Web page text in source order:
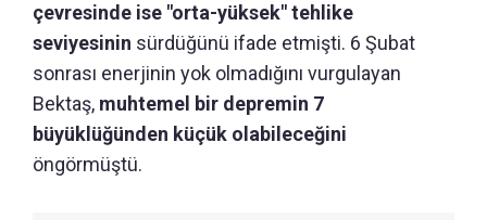
çevresinde ise "orta-yüksek" tehlike
seviyesinin sürdüğünü ifade etmişti. 6 Şubat
sonrası enerjinin yok olmadığını vurgulayan
Bektaş, muhtemel bir depremin 7
büyüklüğünden küçük olabileceğini
öngörmüştü.